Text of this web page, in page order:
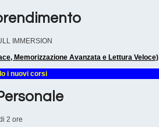
IMMERSION
Memorizzazione Avanzata e Lettura Veloce)
i nuovi corsi
2 ore